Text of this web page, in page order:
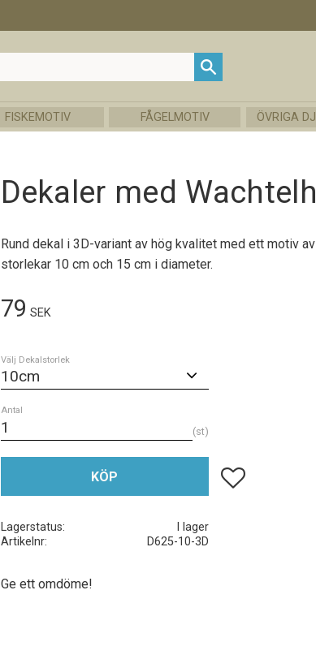
FISKEMOTIV FÅGELMOTIV ÖVRIGA
Dekaler med
Rund dekal i 3D-variant av hög kvalitet med ett motiv
storlekar 10 cm och 15 cm i diameter.
79 SEK
Välj Dekalstorlek
Antal
st
KÖP Lägg till i favoriter
Lagerstatus
I lager
Artikelnr
D625-10-3D
Ge ett omdöme!